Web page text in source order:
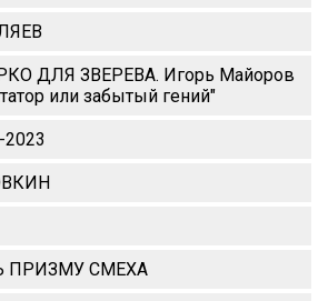
ДЛЯ ЗВЕРЕВА. Игорь Майоров
или забытый гений"
ПРИЗМУ СМЕХА